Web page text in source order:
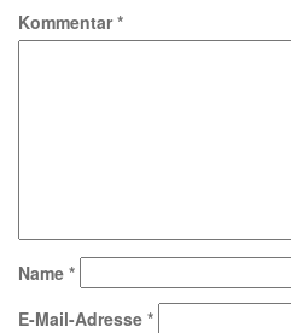
Kommentar*
Name *
E-Mail-Adresse *